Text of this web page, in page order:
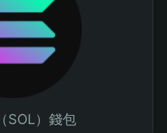
SOL）錢包